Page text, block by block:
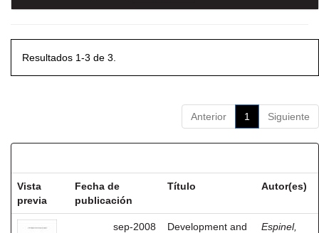
Resultados 1-3 de 3.
Anterior 1 Siguiente
Vista
previa
Fecha de
publicación
Título Autor(es)
sep-2008
Development and
Espinel,